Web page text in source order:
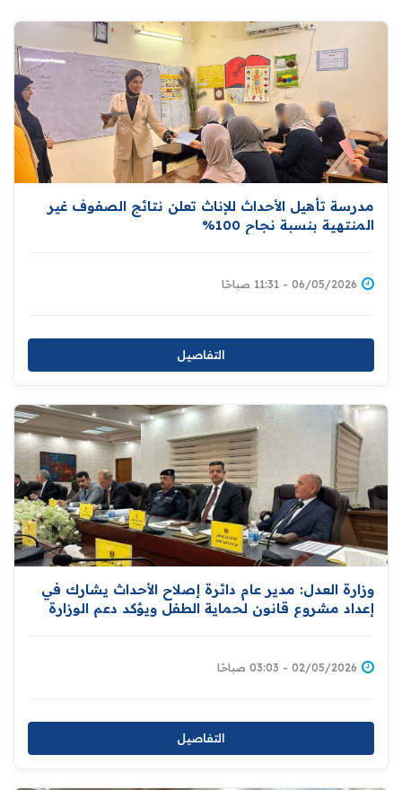
مدرسة تأهيل الأحداث للإناث تعلن نتائج الصفوف غير
المنتهية بنسبة نجاح 100%
06/05/2026 - 11:31 صباحًا
التفاصيل
وزارة العدل: مدير عام دائرة إصلاح الأحداث يشارك في
إعداد مشروع قانون لحماية الطفل ويؤكد دعم الوزارة
02/05/2026 - 03:03 صباحًا
التفاصيل